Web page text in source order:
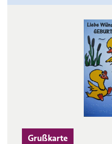
Grußkarte